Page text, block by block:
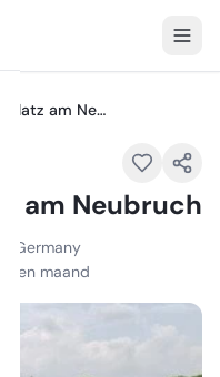
Wohnwagenstellplatz am Neubruch
am Neubruch
Germany
maand